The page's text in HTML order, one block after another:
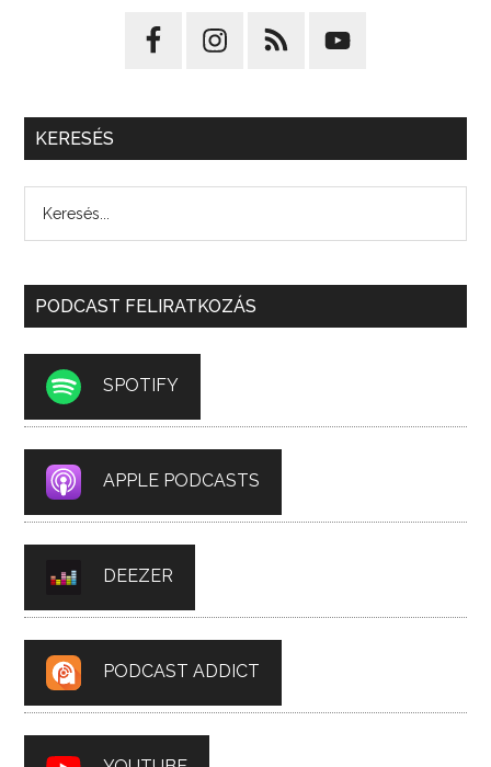
KERESÉS
PODCAST FELIRATKOZÁS
SPOTIFY
APPLE PODCASTS
DEEZER
PODCAST ADDICT